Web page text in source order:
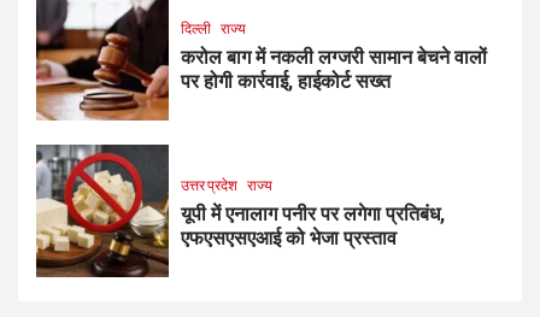
दिल्ली राज्य
करोल बाग में नकली लग्जरी सामान बेचने वालों
पर होगी कार्रवाई, हाईकोर्ट सख्त
उत्तर प्रदेश राज्य
यूपी में एनालाग पनीर पर लगेगा प्रतिबंध,
एफएसएसएआई को भेजा प्रस्ताव